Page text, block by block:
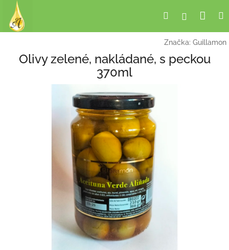
Přejít
obsah
HledatPřihlášení
Značka: Guillamon
Olivy zelené, nakládané, s peckou
370ml